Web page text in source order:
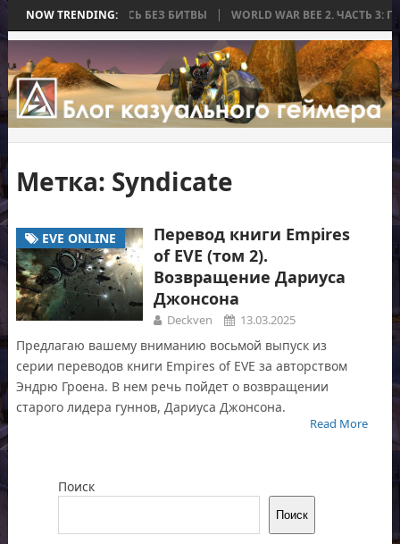
NOW TRENDING:
КОТОРАЯ ЗАКОНЧИЛАСЬ БЕЗ БИТВЫ WORLD WAR BEE 2. ЧАСТЬ
Метка: Syndicate
EVE ONLINE
Перевод книги Empires
of EVE (том 2).
Возвращение Дариуса
Джонсона
Deckven 13.03.2025
Предлагаю вашему вниманию восьмой выпуск из
серии переводов книги Empires of EVE за авторством
Эндрю Гроена. В нем речь пойдет о возвращении
старого лидера гуннов, Дариуса Джонсона.
Read More
Поиск
Поиск